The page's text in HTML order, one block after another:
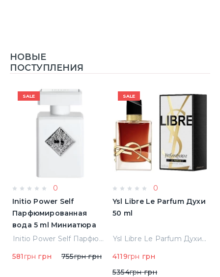
НОВЫЕ
ПОСТУПЛЕНИЯ
SALE
0
Initio Power Self
Парфюмированная
вода 5 ml Миниатюра
Initio Power Self Парфюмированная вода 5 ml Миниатюра
581 грн грн 755грнгрн
SALE
0
Ysl Libre Le Parfum Духи
50 ml
Ysl Libre Le Parfum Духи 50 ml
4119грн грн
5354грнгрн